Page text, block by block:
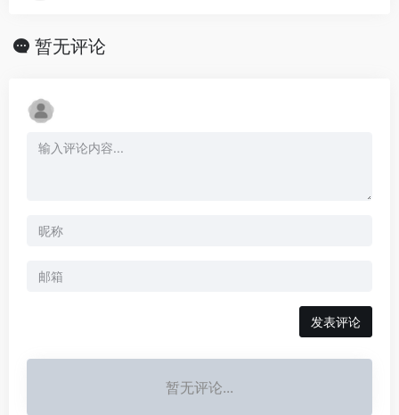
暂无评论
发表评论
暂无评论...